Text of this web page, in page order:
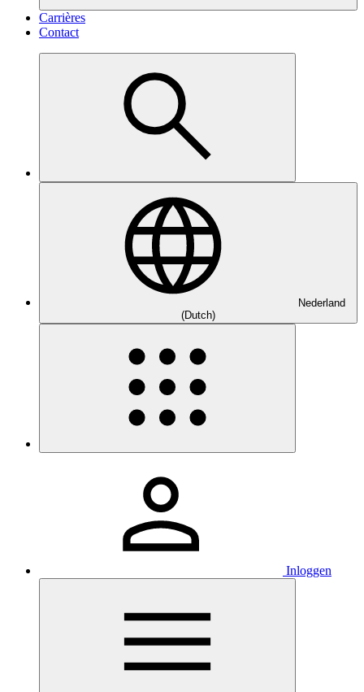
Carrières
Contact
Nederland
(Dutch)
Inloggen